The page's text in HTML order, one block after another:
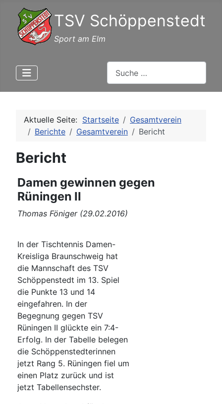
TSV Schöppenstedt
Sport am Elm
Aktuelle Seite: Startseite
Gesamtverein
Berichte
Gesamtverein Bericht
Bericht
Damen gewinnen gegen
Rüningen II
Thomas Föniger (29.02.2016)
In der Tischtennis Damen-
Kreisliga Braunschweig hat
die Mannschaft des TSV
Schöppenstedt im 13. Spiel
die Punkte 13 und 14
eingefahren. In der
Begegnung gegen TSV
Rüningen II glückte ein 7:4-
Erfolg. In der Tabelle belegen
die Schöppenstedterinnen
jetzt Rang 5. Rüningen fiel um
einen Platz zurück und ist
jetzt Tabellensechster.